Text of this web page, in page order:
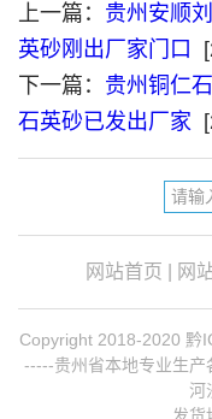
上一篇： 贵州安顺
英砂刚出厂家门口
下一篇： 贵州铜仁
石英砂已发出厂家
网站首页 网
Copyright 2018-2020 黔
-----贵州省本地专业生产
河